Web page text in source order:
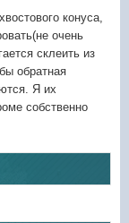
конуса,
очень
склеить из
обратная
Я их
собственно